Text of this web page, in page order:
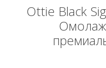
Ottie Black